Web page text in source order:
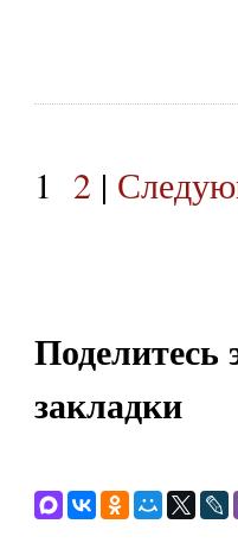
1 2 |
Поделитесь
закладки